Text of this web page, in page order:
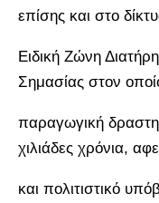
επίσης και στο
Ειδική Ζώνη
Σημασίας στον
παραγωγική
χιλιάδες χρόνια,
και πολιτιστικό